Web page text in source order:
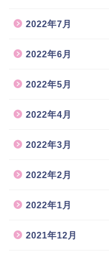
2022年7月
2022年6月
2022年5月
2022年4月
2022年3月
2022年2月
2022年1月
2021年12月